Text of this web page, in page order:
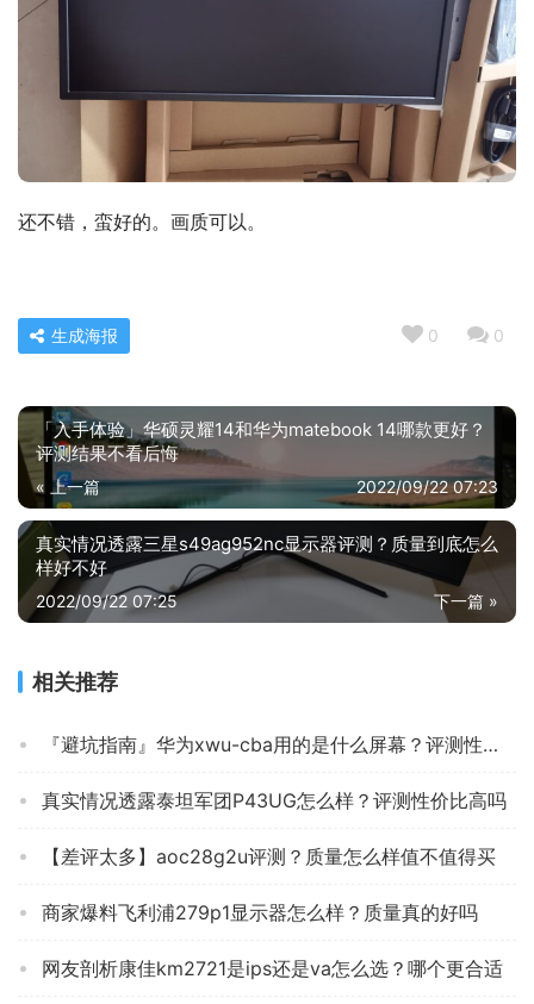
还不错，蛮好的。画质可以。
0 0
生成海报
「入手体验」华硕灵耀14和华为matebook 14哪款更好？
评测结果不看后悔
« 上一篇 2022/09/22 07:23
真实情况透露三星s49ag952nc显示器评测？质量到底怎么
样好不好
下一篇 »
2022/09/22 07:25
相关推荐
『避坑指南』华为xwu-cba用的是什么屏幕？评测性价比高吗
真实情况透露泰坦军团P43UG怎么样？评测性价比高吗
【差评太多】aoc28g2u评测？质量怎么样值不值得买
商家爆料飞利浦279p1显示器怎么样？质量真的好吗
网友剖析康佳km2721是ips还是va怎么选？哪个更合适